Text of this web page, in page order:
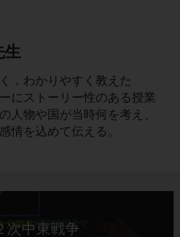
生
，わかりやすく教えた
にストーリー性のある授業
人物や国が当時何を考え、
情を込めて伝える。
次中東戦争